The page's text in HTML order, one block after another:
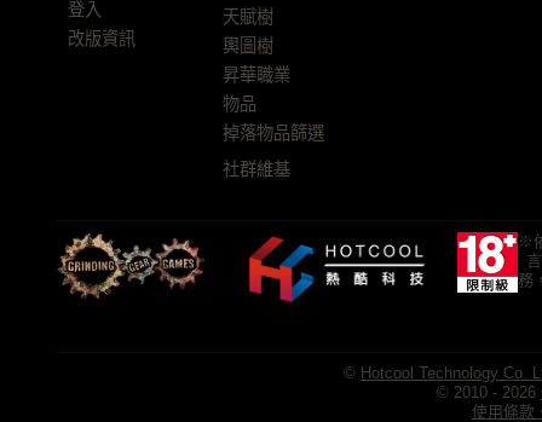
登入
改版資訊
天賦樹
輿圖樹
昇華職業
物品
掉落物品篩選
社群維基
※
務
© Hotcool Technology Co.
© 2010 - 2026
使用條款